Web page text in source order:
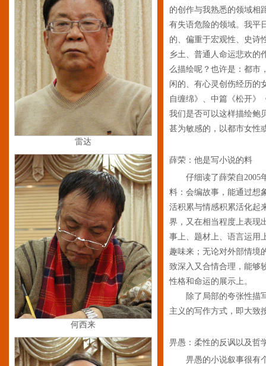
雷达
何西来
的创作与我熟悉的领域相
有失语危险的领域。我平
的、偏重于宏观性、史诗
乡土、普通人命运悲欢的
么描绘呢？也许是：都市
闲的、有心灵创伤经历的
自缠绵》、中篇《松开》
我们是否可以这样描绘鲍
甚为敏感的，以都市女
薛荣：他是写小说的料
仔细读了薛荣自2005
料：会编故事，能通过想
活积累与情感积累活化起
界，又在相当程度上表现
事上、题材上、语言运用
趣味来；无论对外部情境
致深入又合情合理，能够
性格和命运的展示上。
除了局部的夸张性描写
主义的写作方式，即大
畀愚：柔性的反讽以及哲
畀愚的小说叙事很有